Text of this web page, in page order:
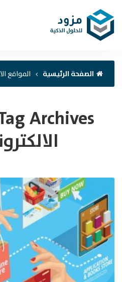
الصفحة الرئيسية المواقع
Archives: